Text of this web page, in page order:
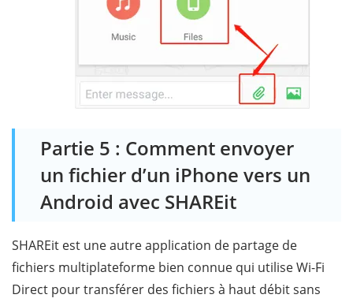
Partie 5 : Comment envoyer
un fichier d’un iPhone vers un
Android avec SHAREit
SHAREit est une autre application de partage de
fichiers multiplateforme bien connue qui utilise Wi-Fi
Direct pour transférer des fichiers à haut débit sans